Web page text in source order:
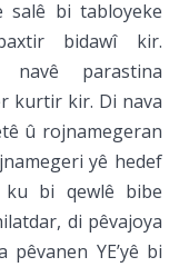
salê bi tabloyeke
bidawî kir.
parastina
kurtir kir. Di nava
û rojnamegeran
yê hedef
ku bi qewlê bibe
di pêvajoya
YE’yê bi